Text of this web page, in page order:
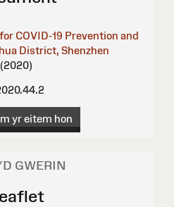
COVID-19 Prevention and
District, Shenzhen
(2020)
yr eitem hon
GWERIN